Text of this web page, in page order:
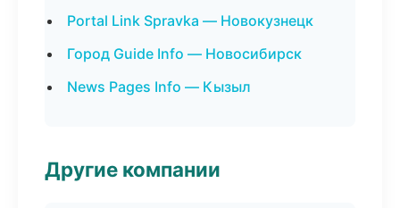
Portal Link Spravka — Новокузнецк
Город Guide Info — Новосибирск
News Pages Info — Кызыл
Другие компании